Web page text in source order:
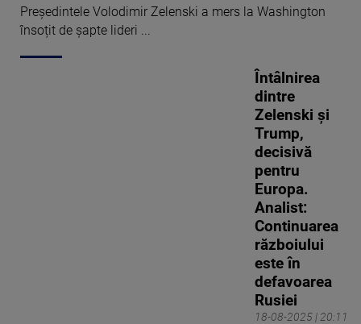
Președintele Volodimir Zelenski a mers la Washington
însoțit de șapte lideri ...
18-08-2025 | 20:11
Întâlnirea
dintre
Zelenski și
Trump,
decisivă
pentru
Europa.
Analist:
Continuarea
războiului
este în
defavoarea
Rusiei